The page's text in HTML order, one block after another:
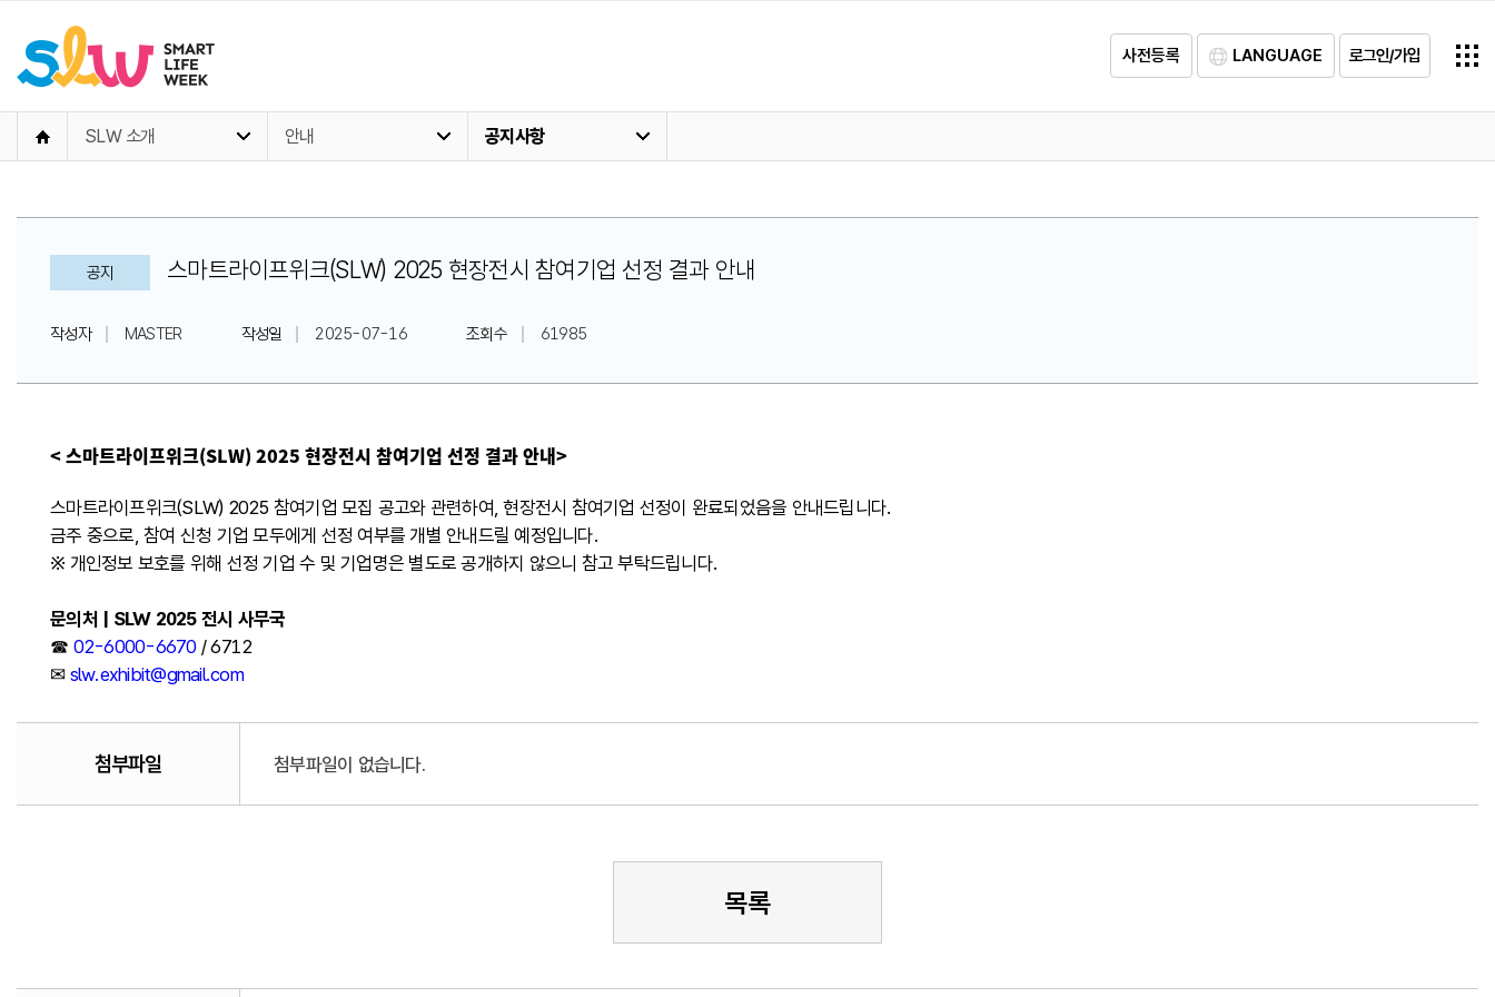
사전등록 LANGUAGE 로그인/가입
SLW 소개 안내 공지사항
공지 스마트라이프위크(SLW) 2025 현장전시 참여기업 선정 결과 안내
작성자 MASTER 작성일 2025-07-16 조회수 61985
< 스마트라이프위크(SLW) 2025 현장전시 참여기업 선정 결과 안내>
스마트라이프위크(SLW) 2025 참여기업 모집 공고와 관련하여, 현장전시 참여기업 선정이 완료되었음을 안내드립니다.
금주 중으로, 참여 신청 기업 모두에게 선정 여부를 개별 안내드릴 예정입니다.
※ 개인정보 보호를 위해 선정 기업 수 및 기업명은 별도로 공개하지 않으니 참고 부탁드립니다.
문의처 | SLW 2025 전시 사무국
☎ 02-6000-6670/ 6712
✉ slw.exhibit@gmail.com
첨부파일 첨부파일이 없습니다.
목록